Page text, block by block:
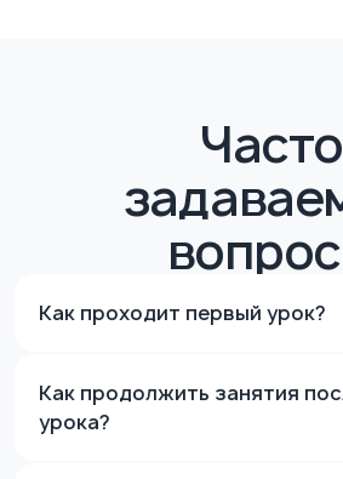
Как проходит первый урок?
Как продолжить занятия
урока?
Занятия проходят в реальном
времени, а преподаватель
взаимодействует напрямую
с учеником, создавая условия для
Интерактивные задания
ребёнку сразу применять новые
знания. Весь процесс
изучение базовых и углублённых
пересмотреть материал.
Преподаватели регулярно задают
домашние задания для